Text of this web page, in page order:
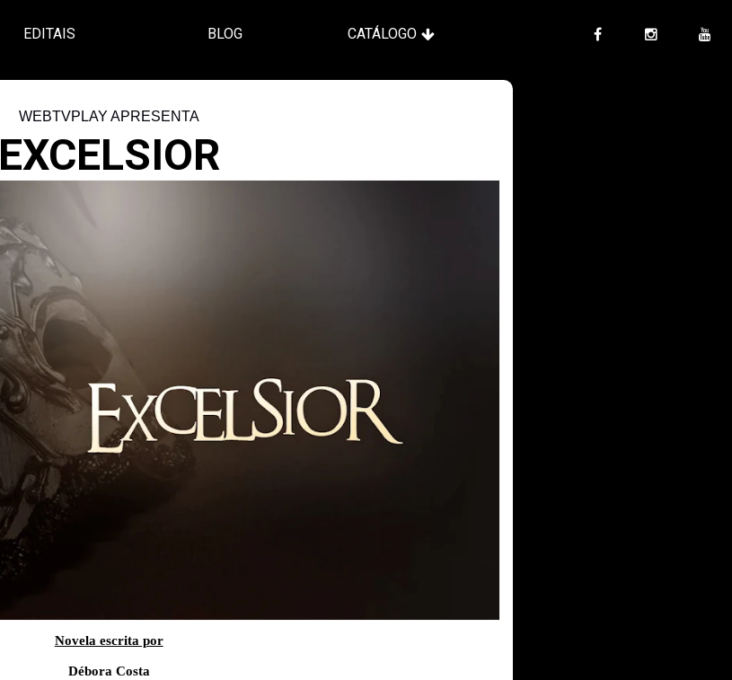
EDITAIS BLOG CATÁLOGO
WEBTVPLAY APRESENTA
EXCELSIOR
Novela escrita por
Débora Costa